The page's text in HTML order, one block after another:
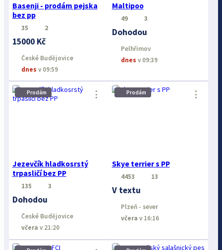
Basenji - prodám pejska
bez pp
35 2
15000 Kč
České Budějovice
dnes v 09:59
Maltipoo
49 3
Dohodou
Pelhřimov
dnes v 09:39
Prodám
Jezevčík hladkosrstý
trpasličí bez PP
⋮
135 3
Dohodou
České Budějovice
včera v 21:20
Prodám
Skye terrier s PP
⋮
4453 13
V textu
Plzeň - sever
včera v 16:16